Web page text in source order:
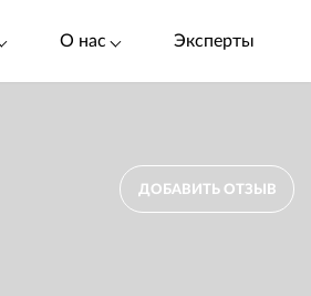
О нас Эксперты
ДОБАВИТЬ ОТЗЫВ